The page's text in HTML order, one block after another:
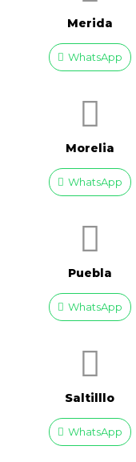
Merida
WhatsApp
Morelia
WhatsApp
Puebla
WhatsApp
Saltilllo
WhatsApp